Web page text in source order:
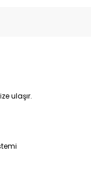
ulaşır.